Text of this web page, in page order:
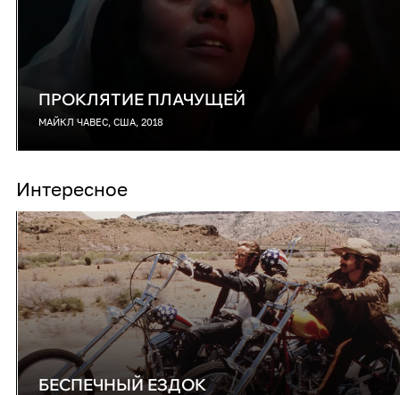
ПРОКЛЯТИЕ ПЛАЧУЩЕЙ
МАЙКЛ ЧАВЕС, США, 2018
Интересное
БЕСПЕЧНЫЙ ЕЗДОК